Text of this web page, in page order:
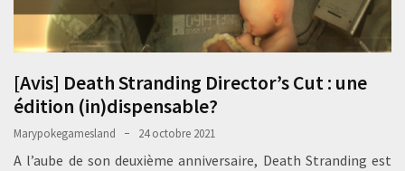
[Avis] Death Stranding Director’s Cut : une
édition (in)dispensable?
Marypokegamesland 24 octobre 2021
A l’aube de son deuxième anniversaire, Death Stranding est